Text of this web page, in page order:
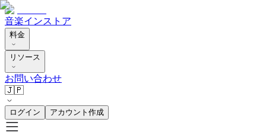
音楽インストア
料金
リソース
お問い合わせ
🇯🇵
ログイン アカウント作成